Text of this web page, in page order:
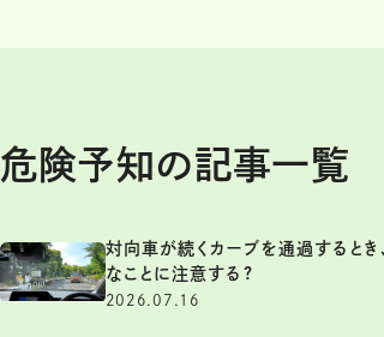
危険予知の記事一覧
対向車が続くカーブを通過するとき
なことに注意する?
2026.07.16